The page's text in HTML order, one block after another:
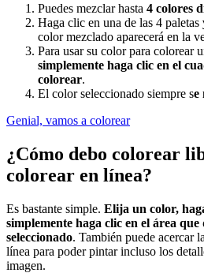
Puedes mezclar hasta 4 colores
Haga clic en una de las 4 paletas
color mezclado aparecerá en la
Para usar su color para colorear
simplemente haga clic en el
colorear.
El color seleccionado siempre se
Genial, vamos a colorear
¿Cómo debo colorear
colorear en línea?
Es bastante simple. Elija un color,
simplemente haga clic en el área
seleccionado. También puede acercar
línea para poder pintar incluso los
imagen.